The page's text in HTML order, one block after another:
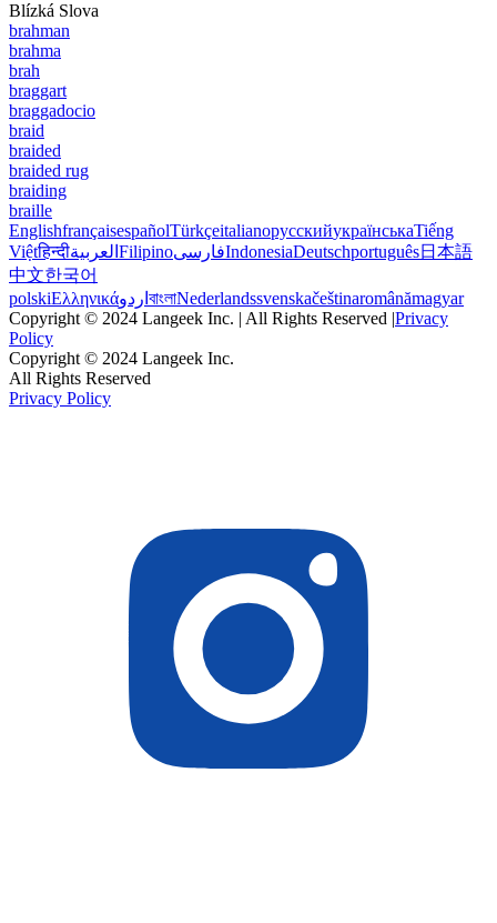
Blízká Slova
brahman
brahma
brah
braggart
braggadocio
braid
braided
braided rug
braiding
braille
EnglishfrançaisespañolTürkçeitalianoрусскийукраїнськаTiếng
Việtहिन्दीالعربية FilipinoفارسیIndonesiaDeutschportuguês日本語
中文한국어
polskiΕλληνικάاردو বাংলাNederlandssvenskačeštinaromânămagyar
Copyright © 2024 Langeek Inc. | All Rights Reserved |Privacy
Policy
Copyright © 2024 Langeek Inc.
All Rights Reserved
Privacy Policy